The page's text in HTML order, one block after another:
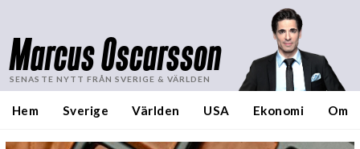
Marcus Oscarsson
SENASTE NYTT FRÅN SVERIGE & VÄRLDEN
Hem Sverige Världen USA Ekonomi Om